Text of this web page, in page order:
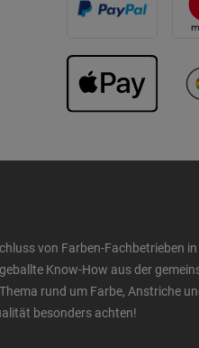
von Farben-Fachbetrieben
Know-How aus der
rund um Farbe, Anstriche
besonders achten!